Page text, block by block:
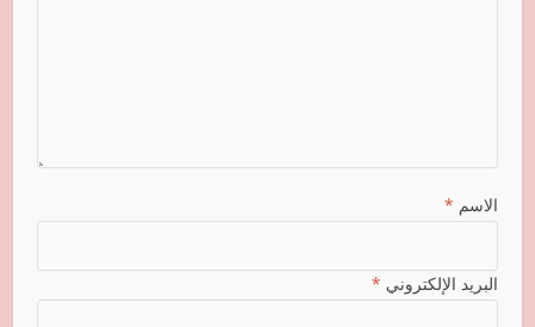
الاسم *
البريد الإلكتروني *